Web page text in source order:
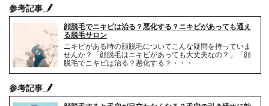
参考記事
顔脱毛でニキビは治る？悪化する？ニキビがあっても通え
る脱毛サロン
ニキビがある時の顔脱毛についてこんな疑問を持っていま
せんか？「顔脱毛はニキビがあっても大丈夫なの？」「顔
脱毛でニキビは治る？悪化する？・・・
参考記事